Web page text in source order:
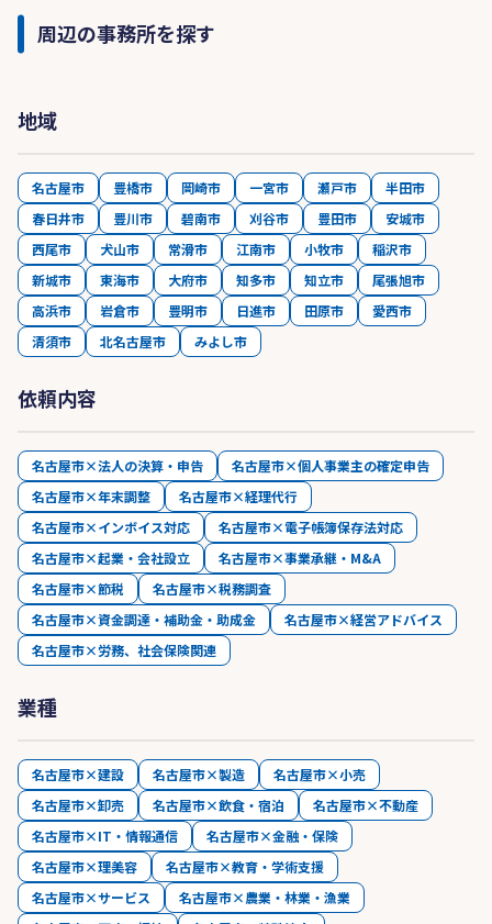
周辺の事務所を探す
地域
名古屋市 豊橋市 岡崎市 一宮市 瀬戸市
半田市
春日井市
豊川市 碧南市 刈谷市 豊田市
安城市
西尾市
犬山市 常滑市 江南市 小牧市
稲沢市
新城市
東海市 大府市 知多市 知立市
尾張旭市
高浜市
岩倉市 豊明市 日進市 田原市
愛西市
清須市
北名古屋市 みよし市
依頼内容
名古屋市×法人の決算・申告
名古屋市×個人事業主の確定申告
名古屋市×年末調整
名古屋市×経理代行
名古屋市×インボイス対応
名古屋市×電子帳簿保存法対応
名古屋市×起業・会社設立
名古屋市×事業承継・M&A
名古屋市×節税
名古屋市×税務調査
名古屋市×資金調達・補助金・助成金
名古屋市×経営アドバイス
名古屋市×労務、社会保険関連
業種
名古屋市×建設 名古屋市×製造
名古屋市×小売
名古屋市×卸売
名古屋市×飲食・宿泊
名古屋市×不動産
名古屋市×IT・情報通信
名古屋市×金融・保険
名古屋市×理美容
名古屋市×教育・学術支援
名古屋市×サービス
名古屋市×農業・林業・漁業